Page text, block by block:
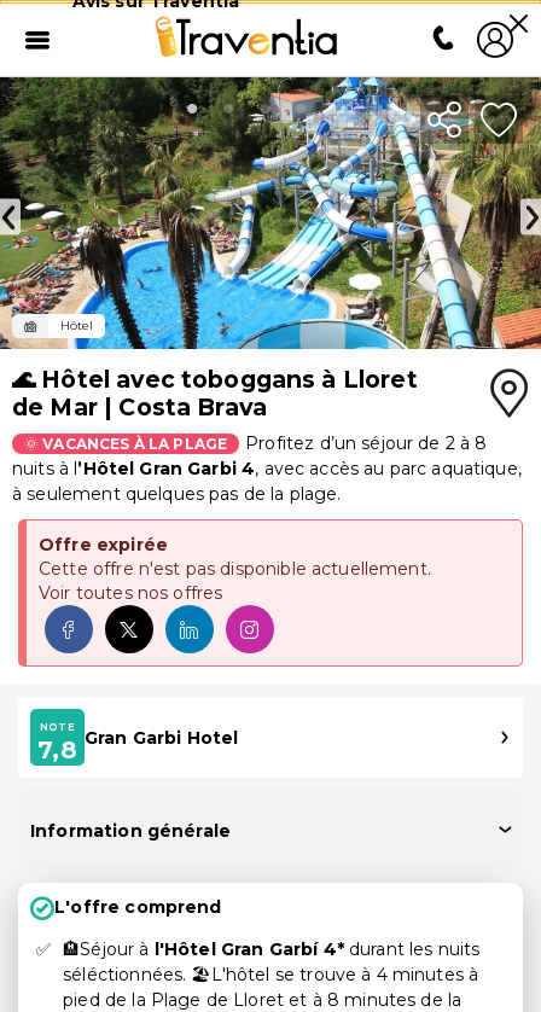
Hôtel
🌊 Hôtel avec toboggans à Lloret
de Mar | Costa Brava
🌞VACANCES À LA PLAGE
Profitez d’un séjour de 2 à 8
nuits à l’Hôtel Gran Garbi 4, avec accès au parc aquatique,
à seulement quelques pas de la plage.
Offre expirée
Cette offre n'est pas disponible actuellement.
Voir toutes nos offres
NOTE
7,8 Gran Garbi Hotel
Information générale
L'offre comprend
🏨Séjour à l'Hôtel Gran Garbí 4*durant les nuits
séléctionnées. 🏖️L'hôtel se trouve à 4 minutes à
pied de la Plage de Lloret et à 8 minutes de la